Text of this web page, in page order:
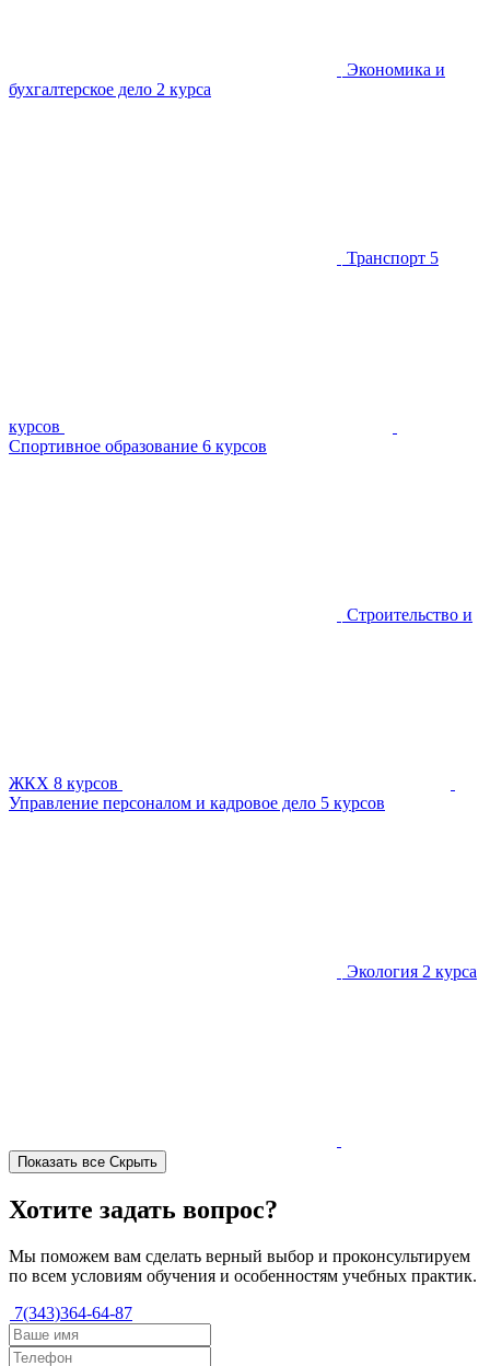
Экономика и
бухгалтерское дело 2 курса
Транспорт 5
курсов
Спортивное образование 6 курсов
Строительство и
ЖКХ 8 курсов
Управление персоналом и кадровое дело 5 курсов
Экология 2 курса
Показать все Скрыть
Хотите задать вопрос?
Мы поможем вам сделать верный выбор и проконсультируем
по всем условиям обучения и особенностям учебных практик.
7(343)364-64-87